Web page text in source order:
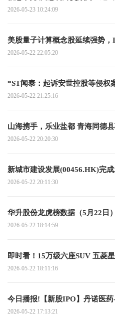
2026-05-23 10:24:09
美股量子计算概念股延续强势
2026-05-22 22:05:20
*ST闻泰：起诉安世控股等侵权
2026-05-22 21:25:16
山海携手，乐
2026-05-22 20:20:30
新城市建设发展(00456.HK)完
2026-05-22 20:11:30
华升股份龙虎榜数据（5月22日）
2026-05-22 18:14:59
即时看！15万级六座SUV 五菱
2026-05-22 18:11:16
今日播报!【新股IPO】丹诺医
2026-05-22 17:13:21